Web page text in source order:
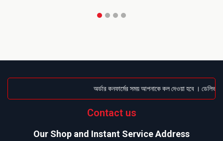
অর্ডার কনফার্মের সময় আপনাকে কল দেওয়া হবে ।
Contact us
Our Shop and Instant Service Address